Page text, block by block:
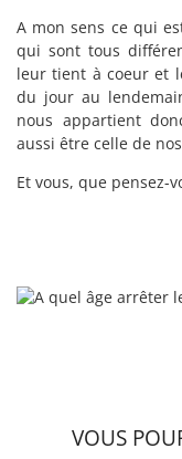
A mon sens ce qui
qui sont tous
leur tient à coeur et
du jour au
nous appartient
aussi être celle de
Et vous, que pensez-
VOUS